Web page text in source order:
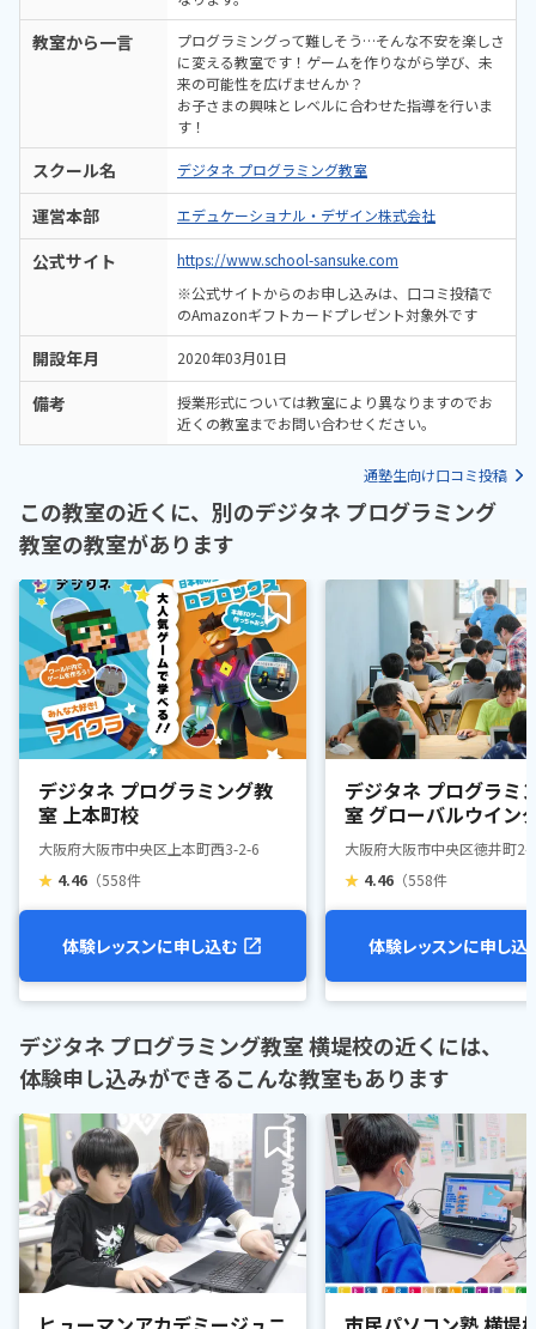
教室から一言
プログラミングって難しそう…そんな不安を楽しさ
に変える教室です！ゲームを作りながら学び、未
来の可能性を広げませんか？
お子さまの興味とレベルに合わせた指導を行いま
す！
スクール名 デジタネ プログラミング教室
運営本部 エデュケーショナル・デザイン株式会社
公式サイト
https://www.school-sansuke.com
※公式サイトからのお申し込みは、口コミ投稿で
のAmazonギフトカードプレゼント対象外です
開設年月 2020年03月01日
備考
授業形式については教室により異なりますのでお
近くの教室までお問い合わせください。
通塾生向け口コミ投稿
この教室の近くに、別のデジタネ プログラミング
教室の教室があります
デジタネ プログラミング教
室 上本町校
大阪府大阪市中央区上本町西3-2-6
★ 4.46 （558件
体験レッスンに申し込む
デジタネ プログラミ
室 グローバルウイン
大阪府大阪市中央区徳井町
★ 4.46 （558件
体験レッスンに申し込
デジタネ プログラミング教室 横堤校の近くには、
体験申し込みができるこんな教室もあります